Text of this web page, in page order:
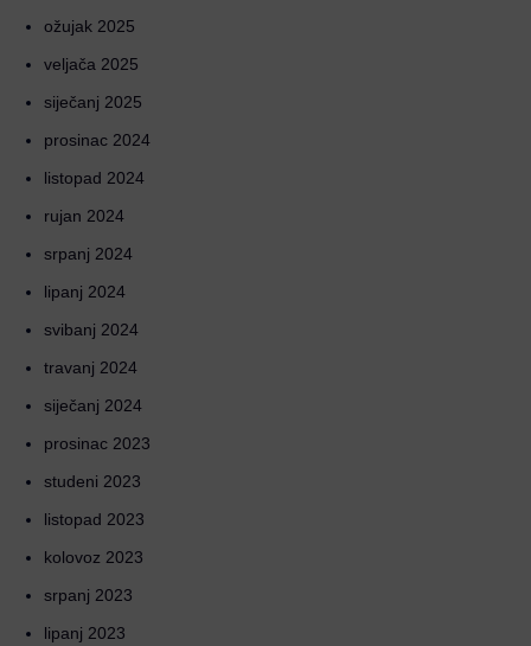
ožujak 2025
veljača 2025
siječanj 2025
prosinac 2024
listopad 2024
rujan 2024
srpanj 2024
lipanj 2024
svibanj 2024
travanj 2024
siječanj 2024
prosinac 2023
studeni 2023
listopad 2023
kolovoz 2023
srpanj 2023
lipanj 2023